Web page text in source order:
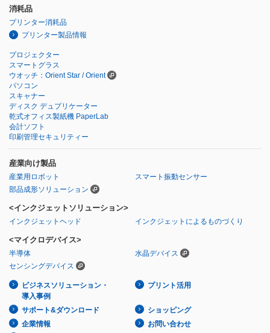
消耗品
プリンター消耗品
プリンター製品情報
プロジェクター
スマートグラス
ウオッチ：Orient Star / Orient
パソコン
スキャナー
ディスク デュプリケーター
乾式オフィス製紙機 PaperLab
会計ソフト
印刷管理セキュリティー
産業向け製品
産業用ロボット
スマート振動センサー
部品成形ソリューション
<インクジェットソリューション>
インクジェットヘッド インクジェットによるものづくり
<マイクロデバイス>
半導体
水晶デバイス
センシングデバイス
ビジネスソリューション・
導入事例
プリント活用
サポート&ダウンロード
ショッピング
企業情報
お問い合わせ